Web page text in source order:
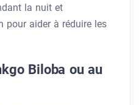
la nuit et
pour aider à réduire les
Biloba ou au